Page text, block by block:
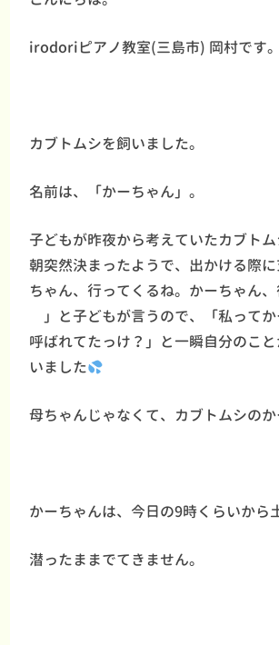
irodoriピアノ教室(三島市) 岡村です。
カブトムシを飼いました。
名前は、「かーちゃん」。
子どもが昨夜から考えていたカブト
朝突然決まったようで、出かける際
ちゃん、行ってくるね。かーちゃん
」と子どもが言うので、「私って
呼ばれてたっけ？」と一瞬自分のこ
いました
母ちゃんじゃなくて、カブトムシの
かーちゃんは、今日の9時くらいから
潜ったままでてきません。